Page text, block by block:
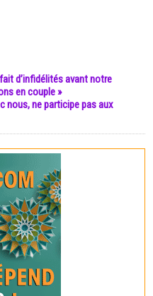
d’infidélités avant notre
en couple »
nous, ne participe pas aux